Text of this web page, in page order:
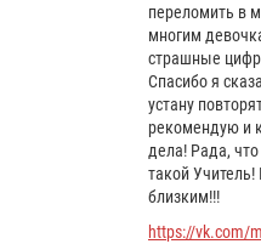
переломить в
многим
страшные
Спасибо я
устану
рекомендую и
дела! Рада,
такой
близким!!!
https://vk.com/